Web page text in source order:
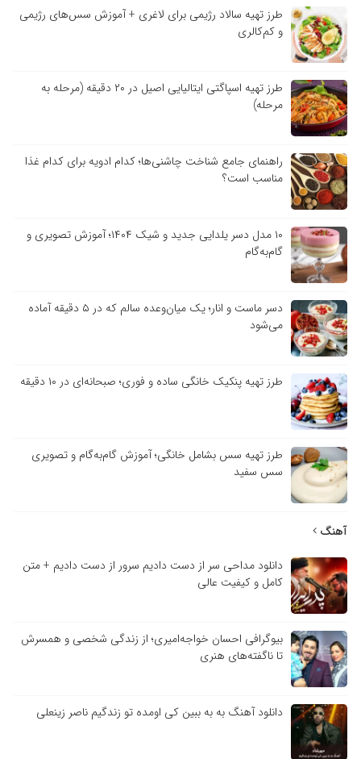
طرز تهیه سالاد رژیمی برای لاغری + آموزش سس‌های رژیمی
و کم‌کالری
طرز تهیه اسپاگتی ایتالیایی اصیل در ۲۰ دقیقه (مرحله به
مرحله)
راهنمای جامع شناخت چاشنی‌ها؛ کدام ادویه برای کدام غذا
مناسب است؟
۱۰ مدل دسر یلدایی جدید و شیک ۱۴۰۴؛ آموزش تصویری و
گام‌به‌گام
دسر ماست و انار؛ یک میان‌وعده سالم که در ۵ دقیقه آماده
می‌شود
طرز تهیه پنکیک خانگی ساده و فوری؛ صبحانه‌ای در ۱۰ دقیقه
طرز تهیه سس بشامل خانگی؛ آموزش گام‌به‌گام و تصویری
سس سفید
آهنگ
دانلود مداحی سر از دست دادیم سرور از دست دادیم + متن
کامل و کیفیت عالی
بیوگرافی احسان خواجه‌امیری؛ از زندگی شخصی و همسرش
تا ناگفته‌های هنری
دانلود آهنگ به به ببین کی اومده تو زندگیم ناصر زینعلی